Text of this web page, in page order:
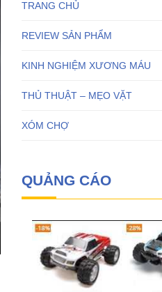
TRANG CHỦ
REVIEW SẢN PHẨM
KINH NGHIỆM XƯƠNG MÁU
THỦ THUẬT – MẸO VẶT
XÓM CHỢ
QUẢNG CÁO